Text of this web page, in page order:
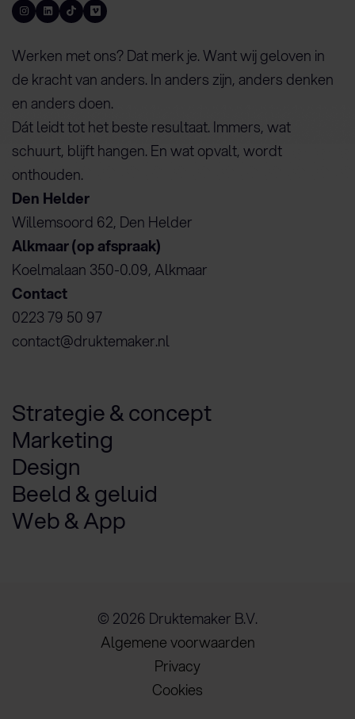
Werken met ons? Dat merk je. Want wij geloven in
de kracht van anders. In anders zijn, anders denken
en anders doen.
Dát leidt tot het beste resultaat. Immers, wat
schuurt, blijft hangen. En wat opvalt, wordt
onthouden.
Den Helder
Willemsoord 62, Den Helder
Alkmaar (op afspraak)
Koelmalaan 350-0.09, Alkmaar
Contact
0223 79 50 97
contact@druktemaker.nl
Strategie & concept
Marketing
Design
Beeld & geluid
Web & App
© 2026 Druktemaker B.V.
Algemene voorwaarden
Privacy
Cookies